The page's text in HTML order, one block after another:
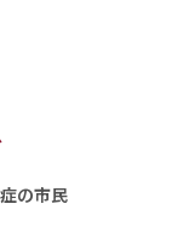
の市民